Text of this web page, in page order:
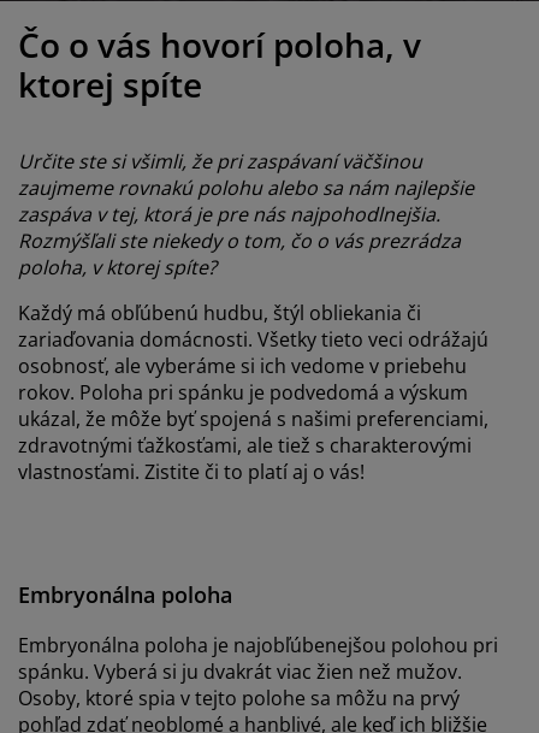
skrine
s úložným priestorom
matrace
postele
nábytku
osvetlenie
Čo o vás hovorí poloha, v
ktorej spíte
Určite ste si všimli, že pri zaspávaní väčšinou
zaujmeme rovnakú polohu alebo sa nám najlepšie
zaspáva v tej, ktorá je pre nás najpohodlnejšia.
Rozmýšľali ste niekedy o tom, čo o vás prezrádza
poloha, v ktorej spíte?
Každý má obľúbenú hudbu, štýl obliekania či
zariaďovania domácnosti. Všetky tieto veci odrážajú
osobnosť, ale vyberáme si ich vedome v priebehu
rokov. Poloha pri spánku je podvedomá a výskum
ukázal, že môže byť spojená s našimi preferenciami,
zdravotnými ťažkosťami, ale tiež s charakterovými
vlastnosťami. Zistite či to platí aj o vás!
Embryonálna poloha
Embryonálna poloha je najobľúbenejšou polohou pri
spánku. Vyberá si ju dvakrát viac žien než mužov.
Osoby, ktoré spia v tejto polohe sa môžu na prvý
pohľad zdať neoblomé a hanblivé, ale keď ich bližšie